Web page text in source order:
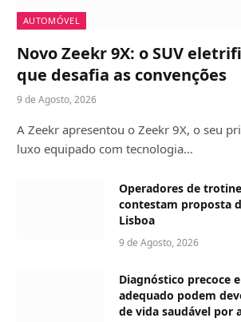
AUTOMÓVEL
Novo Zeekr 9X: o SUV
que desafia as convenções
9 de Agosto, 2026
A Zeekr apresentou o Zeekr 9X, o seu
luxo equipado com tecnologia…
Operadores de
contestam proposta
Lisboa
9 de Agosto, 2026
Diagnóstico precoce
adequado podem
de vida saudável por